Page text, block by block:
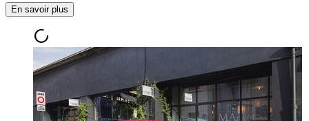
En savoir plus